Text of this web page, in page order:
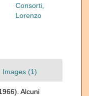
Consorti,
Lorenzo
Images (1)
Alcuni